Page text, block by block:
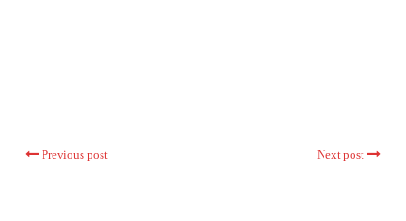
Previous post Next post